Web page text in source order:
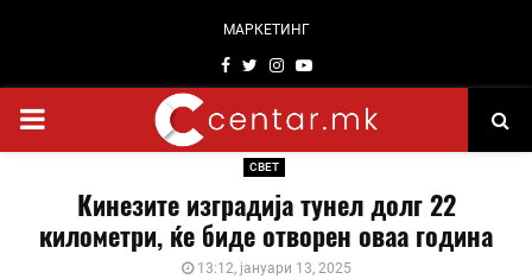
МАРКЕТИНГ
Facebook
TwitterInstagram
Youtube
PRIMARY
СВЕТ
Кинезите изградија тунел долг 22
километри, ќе биде отворен оваа година
13:12, јануари 13, 2025